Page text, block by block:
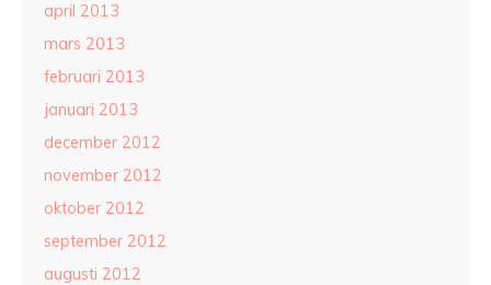
april 2013
mars 2013
februari 2013
januari 2013
december 2012
november 2012
oktober 2012
september 2012
augusti 2012